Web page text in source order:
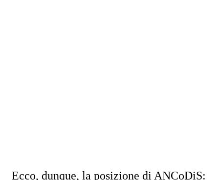
Ecco, dunque, la posizione di ANCoDiS: